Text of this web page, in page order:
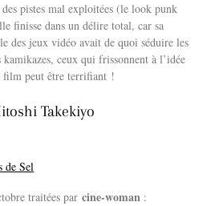
pistes mal exploitées (le look punk
finisse dans un délire total, car sa
des jeux vidéo avait de quoi séduire les
ceux qui frissonnent à l’idée
film peut être terrifiant !
Takekiyo
de Sel
traitées parcine-woman :